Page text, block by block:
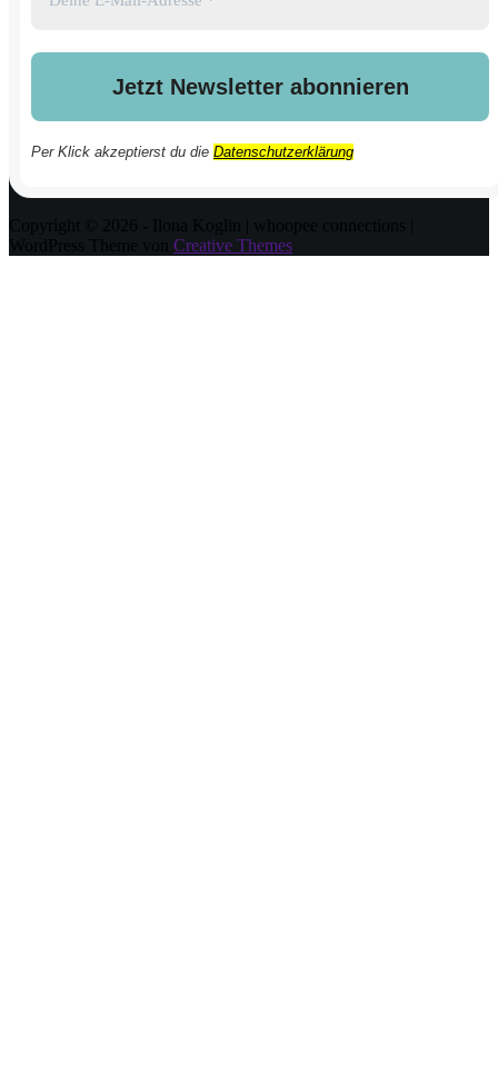
Per Klick akzeptierst du die Datenschutzerklärung
Copyright © 2026 - Ilona Koglin | whoopee connections |
WordPress Theme von Creative Themes